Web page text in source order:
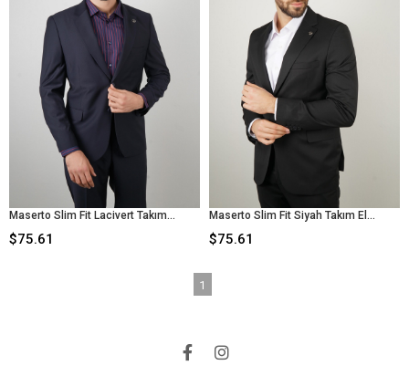
Maserto Slim Fit Lacivert Takım Elbise Düz Desenli
$75.61
Maserto Slim Fit Siyah Takım Elbise Düz Desenli
$75.61
1